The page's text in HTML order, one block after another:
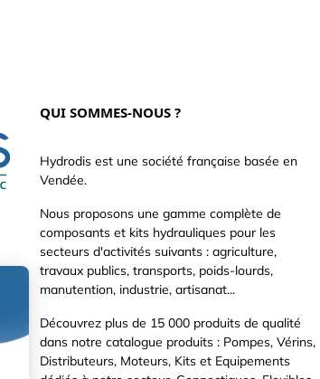
QUI SOMMES-NOUS ?
Hydrodis est une société française basée en
Vendée.
Nous proposons une gamme complète de
composants et kits hydrauliques pour les
secteurs d'activités suivants : agriculture,
travaux publics, transports, poids-lourds,
manutention, industrie, artisanat...
Découvrez plus de 15 000 produits de qualité
dans notre catalogue produits : Pompes, Vérins,
Distributeurs, Moteurs, Kits et Equipements